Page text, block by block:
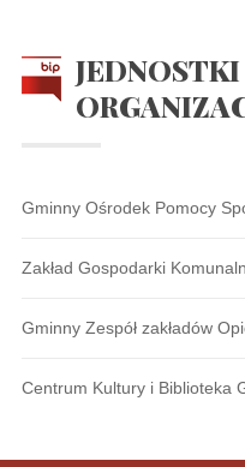
JEDNOSTKI
Gminny Ośrodek Pomocy
Zakład Gospodarki
Gminny Zespół zakładów
Centrum Kultury i Biblioteka